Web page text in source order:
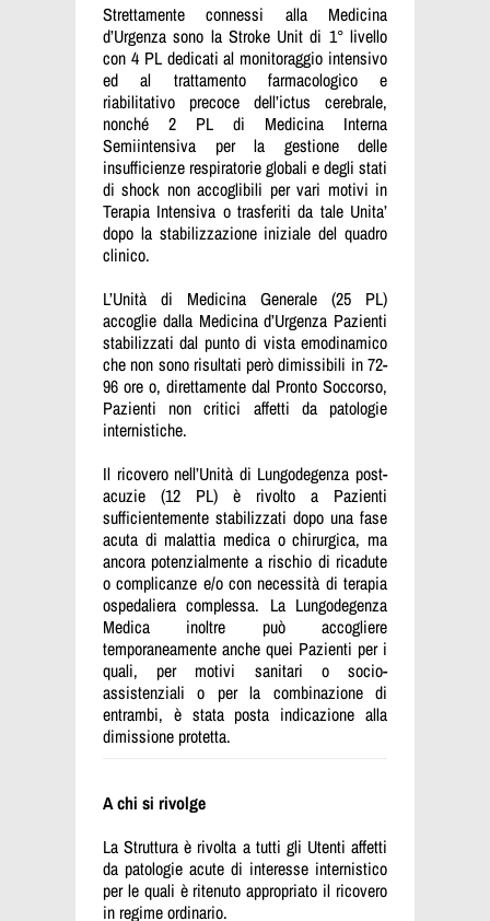
Strettamente connessi alla Medicina
d’Urgenza sono la Stroke Unit di 1° livello
con 4 PL dedicati al monitoraggio intensivo
ed al trattamento farmacologico e
riabilitativo precoce dell’ictus cerebrale,
nonché 2 PL di Medicina Interna
Semiintensiva per la gestione delle
insufficienze respiratorie globali e degli stati
di shock non accoglibili per vari motivi in
Terapia Intensiva o trasferiti da tale Unita’
dopo la stabilizzazione iniziale del quadro
clinico.
L’Unità di Medicina Generale (25 PL)
accoglie dalla Medicina d’Urgenza Pazienti
stabilizzati dal punto di vista emodinamico
che non sono risultati però dimissibili in 72-
96 ore o, direttamente dal Pronto Soccorso,
Pazienti non critici affetti da patologie
internistiche.
Il ricovero nell’Unità di Lungodegenza post-
acuzie (12 PL) è rivolto a Pazienti
sufficientemente stabilizzati dopo una fase
acuta di malattia medica o chirurgica, ma
ancora potenzialmente a rischio di ricadute
o complicanze e/o con necessità di terapia
ospedaliera complessa. La Lungodegenza
Medica inoltre può accogliere
temporaneamente anche quei Pazienti per i
quali, per motivi sanitari o socio-
assistenziali o per la combinazione di
entrambi, è stata posta indicazione alla
dimissione protetta.
A chi si rivolge
La Struttura è rivolta a tutti gli Utenti affetti
da patologie acute di interesse internistico
per le quali è ritenuto appropriato il ricovero
in regime ordinario.